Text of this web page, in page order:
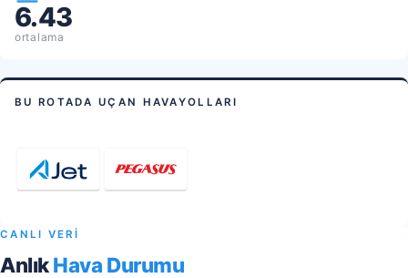
6.43
ortalama
BU ROTADA UÇAN HAVAYOLLARI
CANLI VERİ
AnlıkHava Durumu